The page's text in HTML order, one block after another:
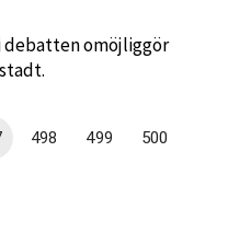
debatten omöjliggör
498 499 500